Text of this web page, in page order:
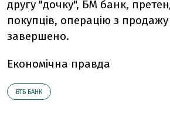
другу "дочку", БМ банк,
покупців, операцію з
завершено.
Економічна правда
ВТБ БАНК